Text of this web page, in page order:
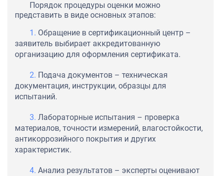
Порядок процедуры оценки можно
представить в виде основных этапов:
Обращение в сертификационный центр –
заявитель выбирает аккредитованную
организацию для оформления сертификата.
Подача документов – техническая
документация, инструкции, образцы для
испытаний.
Лабораторные испытания – проверка
материалов, точности измерений, влагостойкости,
антикоррозийного покрытия и других
характеристик.
Анализ результатов – эксперты оценивают